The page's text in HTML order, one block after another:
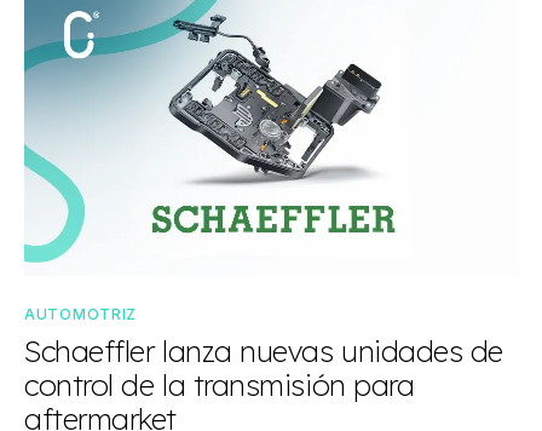
AUTOMOTRIZ
Schaeffler lanza nuevas unidades de
control de la transmisión para
aftermarket